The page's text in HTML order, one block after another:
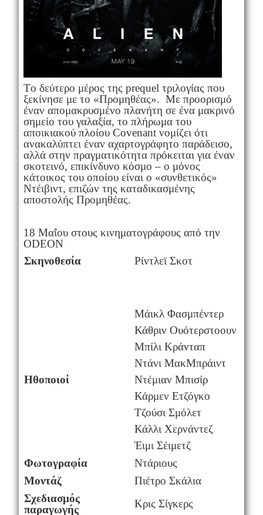
Tο δεύτερο μέρος της prequel τριλογίας που
ξεκίνησε με το «Προμηθέας». Με προορισμό
έναν απομακρυσμένο πλανήτη σε ένα μακρινό
σημείο του γαλαξία, το πλήρωμα του
αποικιακού πλοίου Covenant νομίζει ότι
ανακαλύπτει έναν αχαρτογράφητο παράδεισο,
αλλά στην πραγματικότητα πρόκειται για έναν
σκοτεινό, επικίνδυνο κόσμο – ο μόνος
κάτοικος του οποίου είναι ο «συνθετικός»
Ντέιβιντ, επιζών της καταδικασμένης
αποστολής Προμηθέας.
18 Μαΐου στους κινηματογράφους από την
ODEON
Σκηνοθεσία
Ρίντλεϊ Σκοτ
Ηθοποιοί
Μάικλ Φασμπέντερ
Κάθριν Ουότερστοουν
Μπίλι Κράνταπ
Ντάνι ΜακΜπράιντ
Ντέμιαν Μπισίρ
Κάρμεν Ετζόγκο
Τζούσι Σμόλετ
Κάλλι Χερνάντεζ
Έιμι Σέιμετζ
Φωτογραφία
Ντάριους
Μοντάζ
Πιέτρο Σκάλια
Σχεδιασμός
παραγωγής
Κρις Σίγκερς